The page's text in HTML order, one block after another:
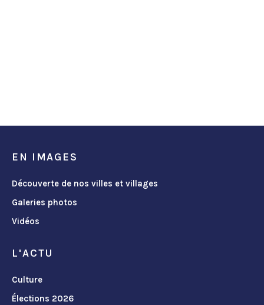
EN IMAGES
Découverte de nos villes et villages
Galeries photos
Vidéos
L'ACTU
Culture
Élections 2026